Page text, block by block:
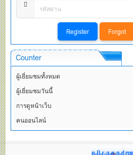
Counter
ผู้เยี่ยมชมทั้งหมด
ผู้เยี่ยมชมวันนี้
การดูหน้าเว็บ
คนออนไลน์